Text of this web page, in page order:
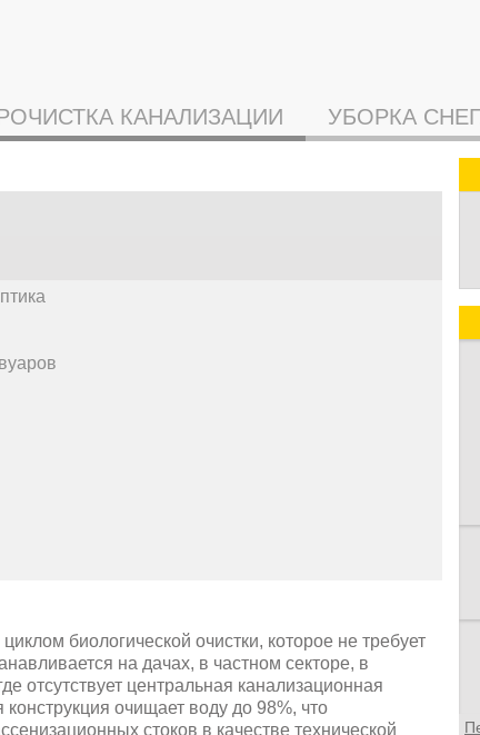
КАНАЛИЗАЦИИ УБОРКА
биологической очистки, которое не требует
на дачах, в частном секторе, в
отсутствует центральная канализационная
очищает воду до 98%, что
стоков в качестве технической